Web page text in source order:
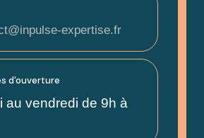
expertise.fr
d'ouverture
au vendredi de 9h à